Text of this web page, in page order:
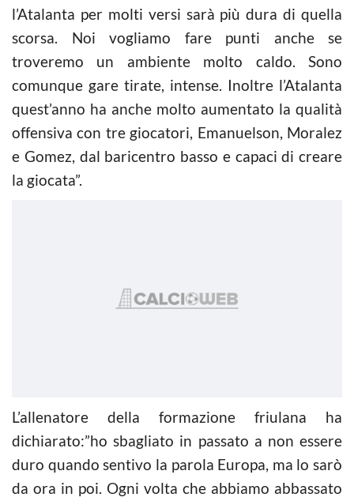
l’Atalanta per molti versi sarà più dura di quella
scorsa. Noi vogliamo fare punti anche se
troveremo un ambiente molto caldo. Sono
comunque gare tirate, intense. Inoltre l’Atalanta
quest’anno ha anche molto aumentato la qualità
offensiva con tre giocatori, Emanuelson, Moralez
e Gomez, dal baricentro basso e capaci di creare
la giocata”.
L’allenatore della formazione friulana ha
dichiarato:”ho sbagliato in passato a non essere
duro quando sentivo la parola Europa, ma lo sarò
da ora in poi. Ogni volta che abbiamo abbassato